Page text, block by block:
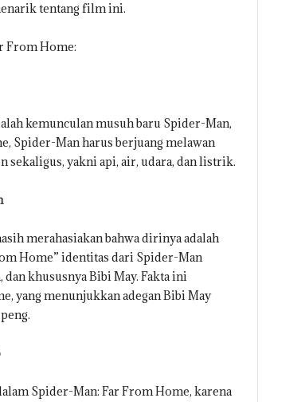
tentang film ini.
From Home:
kemunculan musuh baru Spider-Man,
Spider-Man harus berjuang melawan
sekaligus, yakni api, air, udara, dan listrik.
merahasiakan bahwa dirinya adalah
Home” identitas dari Spider-Man
khususnya Bibi May. Fakta ini
yang menunjukkan adegan Bibi May
Spider-Man: Far From Home, karena